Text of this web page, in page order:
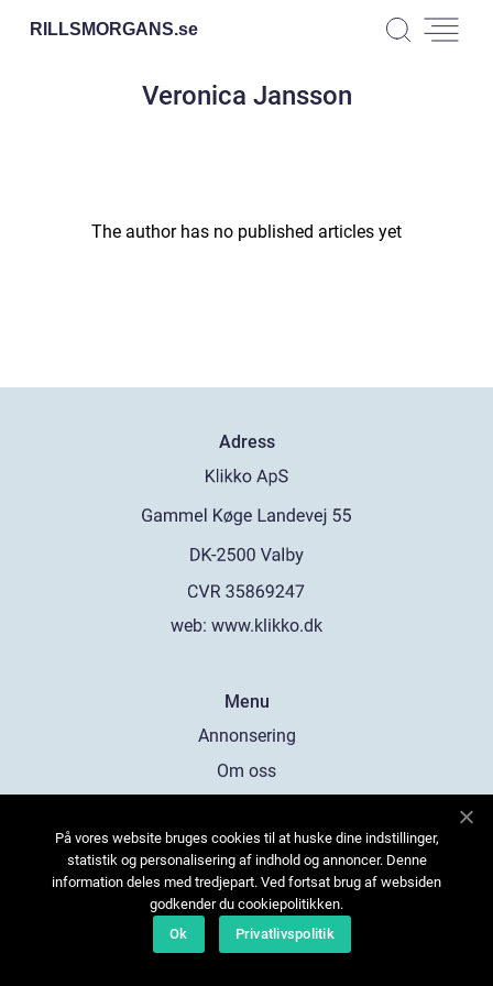
RILLSMORGANS.se
Veronica Jansson
The author has no published articles yet
Adress
web: www.klikko.dk
Menu
Annonsering
Om oss
Kontakta oss
Sitemap
På vores website bruges cookies til at huske dine indstillinger,
statistik og personalisering af indhold og annoncer. Denne
information deles med tredjepart. Ved fortsat brug af websiden
godkender du cookiepolitikken.
Ok
Privatlivspolitik